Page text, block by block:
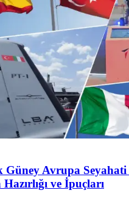
Güney Avrupa
ve İpuçları